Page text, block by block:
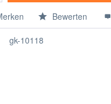
Bewerten
gk-10118